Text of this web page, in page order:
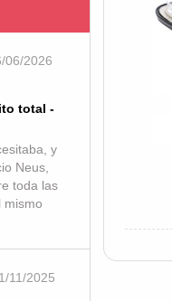
06/2026
total -
y
Neus,
toda las
mismo
11/2025